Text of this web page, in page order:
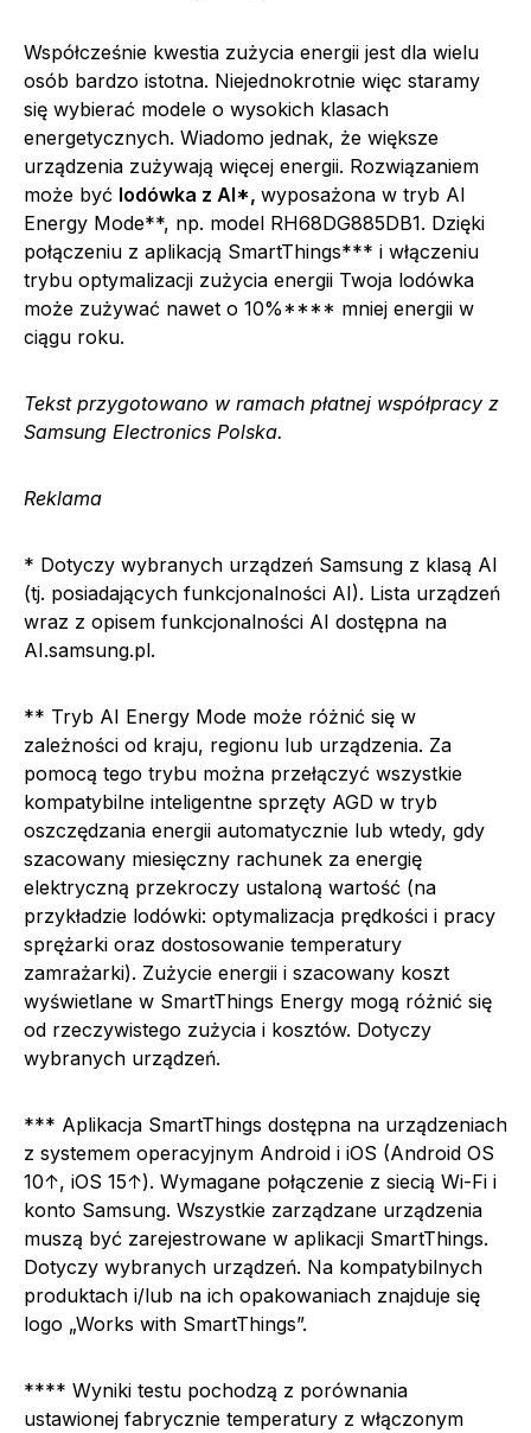
Współcześnie kwestia zużycia energii jest dla wielu
osób bardzo istotna. Niejednokrotnie więc staramy
się wybierać modele o wysokich klasach
energetycznych. Wiadomo jednak, że większe
urządzenia zużywają więcej energii. Rozwiązaniem
może być lodówka z AI*, wyposażona w tryb AI
Energy Mode**, np. model RH68DG885DB1. Dzięki
połączeniu z aplikacją SmartThings*** i włączeniu
trybu optymalizacji zużycia energii Twoja lodówka
może zużywać nawet o 10%**** mniej energii w
ciągu roku.
Tekst przygotowano w ramach płatnej współpracy z
Samsung Electronics Polska.
Reklama
* Dotyczy wybranych urządzeń Samsung z klasą AI
(tj. posiadających funkcjonalności AI). Lista urządzeń
wraz z opisem funkcjonalności AI dostępna na
AI.samsung.pl.
** Tryb AI Energy Mode może różnić się w
zależności od kraju, regionu lub urządzenia. Za
pomocą tego trybu można przełączyć wszystkie
kompatybilne inteligentne sprzęty AGD w tryb
oszczędzania energii automatycznie lub wtedy, gdy
szacowany miesięczny rachunek za energię
elektryczną przekroczy ustaloną wartość (na
przykładzie lodówki: optymalizacja prędkości i pracy
sprężarki oraz dostosowanie temperatury
zamrażarki). Zużycie energii i szacowany koszt
wyświetlane w SmartThings Energy mogą różnić się
od rzeczywistego zużycia i kosztów. Dotyczy
wybranych urządzeń.
*** Aplikacja SmartThings dostępna na urządzeniach
z systemem operacyjnym Android i iOS (Android OS
10↑, iOS 15↑). Wymagane połączenie z siecią Wi-Fi i
konto Samsung. Wszystkie zarządzane urządzenia
muszą być zarejestrowane w aplikacji SmartThings.
Dotyczy wybranych urządzeń. Na kompatybilnych
produktach i/lub na ich opakowaniach znajduje się
logo „Works with SmartThings”.
**** Wyniki testu pochodzą z porównania
ustawionej fabrycznie temperatury z włączonym